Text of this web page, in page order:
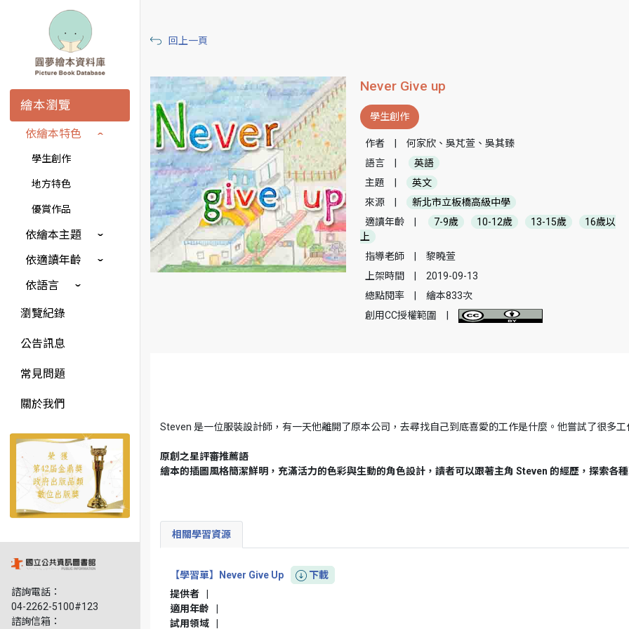
繪本瀏覽
依繪本特色
學生創作
地方特色
優賞作品
依繪本主題
依適讀年齡
依語言
瀏覽紀錄
公告訊息
常見問題
關於我們
諮詢電話：
04-2262-5100#123
諮詢信箱：
回上一頁
Never Give up
學生創作
作者
何家欣、吳芃萱、吳其臻
語言
英語
主題
英文
來源
新北市立板橋高級中學
適讀年齡
7-9歲 10-12歲 13-15歲
16歲以
上
指導老師
黎曉萱
上架時間
2019-09-13
總點閱率
繪本833次
創用CC授權範圍
Steven 是一位服裝設計師，有一天他離開了原本公司，去尋找自己到底喜愛的工作是什麼。他嘗試了很多
原創之星評審推薦語
繪本的插圖風格簡潔鮮明，充滿活力的色彩與生動的角色設計，讀者可以跟著主角 Steven 的經歷，探索各
相關學習資源
【學習單】Never Give Up
下載
提供者
適用年齡
試用領域